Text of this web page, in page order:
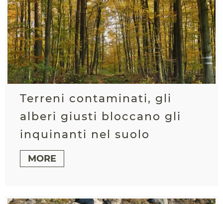
Terreni contaminati, gli
alberi giusti bloccano gli
inquinanti nel suolo
MORE